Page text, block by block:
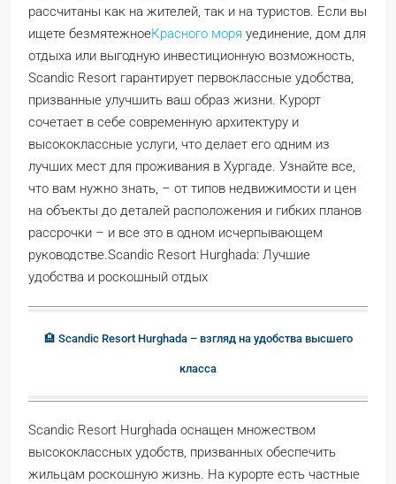
рассчитаны как на жителей, так и на туристов. Если вы
ищете безмятежноеКрасного моря уединение, дом для
отдыха или выгодную инвестиционную возможность,
Scandic Resort гарантирует первоклассные удобства,
призванные улучшить ваш образ жизни. Курорт
сочетает в себе современную архитектуру и
высококлассные услуги, что делает его одним из
лучших мест для проживания в Хургаде. Узнайте все,
что вам нужно знать, – от типов недвижимости и цен
на объекты до деталей расположения и гибких планов
рассрочки – и все это в одном исчерпывающем
руководстве.Scandic Resort Hurghada: Лучшие
удобства и роскошный отдых
🏨 Scandic Resort Hurghada – взгляд на удобства высшего
класса
Scandic Resort Hurghada оснащен множеством
высококлассных удобств, призванных обеспечить
жильцам роскошную жизнь. На курорте есть частные